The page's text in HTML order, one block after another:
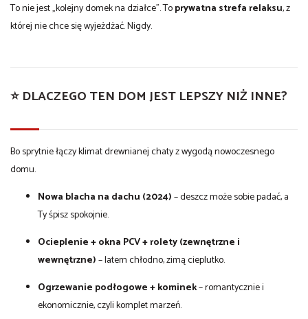
To nie jest „kolejny domek na działce”. Toprywatna strefa relaksu, z
której nie chce się wyjeżdżać. Nigdy.
⭐ DLACZEGO TEN DOM JEST LEPSZY NIŻ INNE?
Bo sprytnie łączy klimat drewnianej chaty z wygodą nowoczesnego
domu.
Nowa blacha na dachu (2024)– deszcz może sobie padać, a
Ty śpisz spokojnie.
Ocieplenie + okna PCV + rolety (zewnętrzne i
wewnętrzne)– latem chłodno, zimą cieplutko.
Ogrzewanie podłogowe + kominek– romantycznie i
ekonomicznie, czyli komplet marzeń.